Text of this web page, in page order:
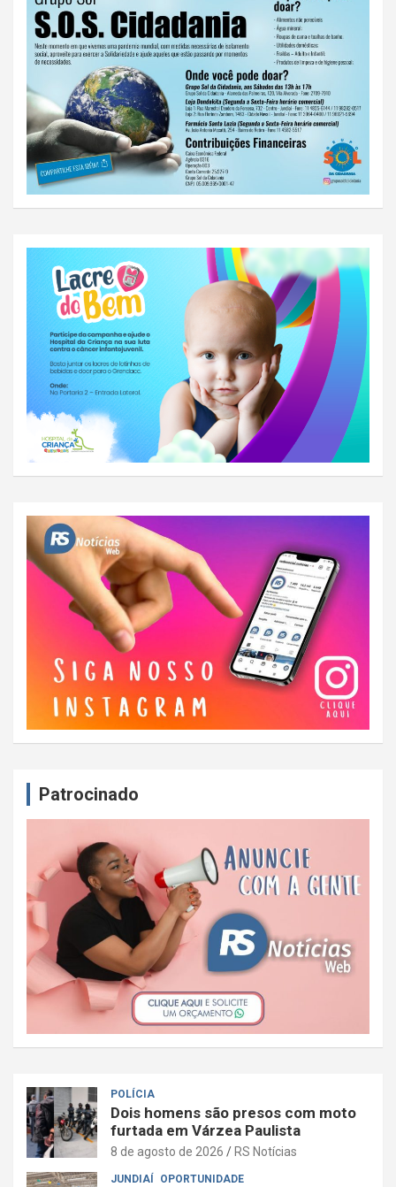
Patrocinado
POLÍCIA
Dois homens são presos com moto
furtada em Várzea Paulista
8 de agosto de 2026 RS Notícias
JUNDIAÍ OPORTUNIDADE